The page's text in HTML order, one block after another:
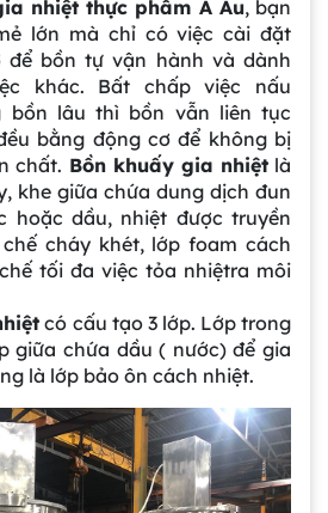
nhiệt thực phẩm Á Âu, bạn
lớn mà chỉ có việc cài đặt
để bồn tự vận hành và dành
khác. Bất chấp việc nấu
bồn lâu thì bồn vẫn liên tục
bằng động cơ để không bị
chất. Bồn khuấy gia nhiệtlà
khe giữa chứa dung dịch đun
hoặc dầu, nhiệt được truyền
cháy khét, lớp foam cách
tối đa việc tỏa nhiệtra môi
có cấu tạo 3 lớp. Lớp trong
giữa chứa dầu ( nước) để gia
là lớp bảo ôn cách nhiệt.